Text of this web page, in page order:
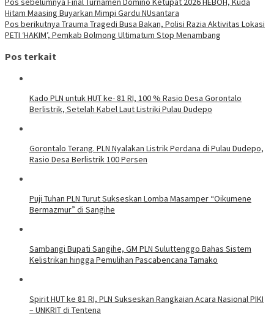
Hitam Maasing Buyarkan Mimpi Gardu NUsantara
Pos berikutnya Trauma Tragedi Busa Bakan, Polisi Razia Aktivitas Lokasi
PETI ‘HAKIM’, Pemkab Bolmong Ultimatum Stop Menambang
Pos terkait
Kado PLN untuk HUT ke- 81 RI, 100 % Rasio Desa Gorontalo
Berlistrik, Setelah Kabel Laut Listriki Pulau Dudepo
Gorontalo Terang. PLN Nyalakan Listrik Perdana di Pulau Dudepo,
Rasio Desa Berlistrik 100 Persen
Puji Tuhan PLN Turut Sukseskan Lomba Masamper “Oikumene
Bermazmur” di Sangihe
Sambangi Bupati Sangihe, GM PLN Suluttenggo Bahas Sistem
Kelistrikan hingga Pemulihan Pascabencana Tamako
Spirit HUT ke 81 RI, PLN Sukseskan Rangkaian Acara Nasional PIKI
– UNKRIT di Tentena